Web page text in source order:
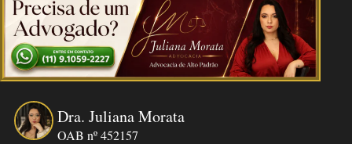
Dra. Juliana Morata
OAB nº 452157